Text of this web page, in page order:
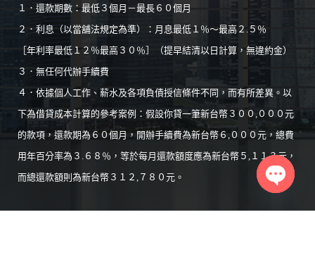
１．還款期數：最低３個月－最長６０個月
２．利息（以當舖法規定為準）：月息最低１％～最高２.５％
［年利率最低１２％最高３０％］（提早結清以日計算，無違約金）
３．無任何代辦手續費
４．依據個人工作、薪水及各項負債授信條件不同，而有所差異。以
下為借貸成本計算的參考案例：假設你貸一筆新台幣３００,０００元
的款項，還款期為６０個月，開辦手續費為新台幣６,０００元，總費
用年百分率為３.６８％，等於每月還款額度應為新台幣５,１１３元，
而總還款額則為新台幣３１２,７８０元。
chaty